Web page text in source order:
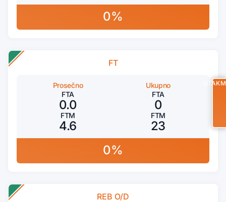
0%
FT
Prosečno
FTA
0.0
FTM
4.6
Ukupno
FTA
0
FTM
23
0%
REB O/D